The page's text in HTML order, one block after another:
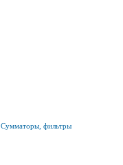
Сумматоры, фильтры